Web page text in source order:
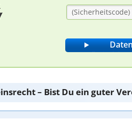
– Bist Du ein guter